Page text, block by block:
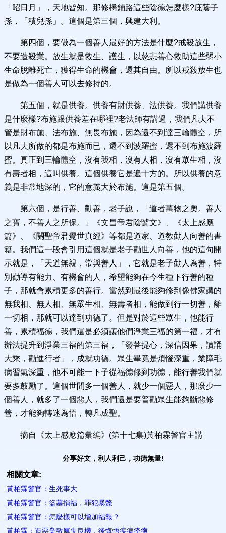
「昭日月」，天地皆知。那修橋鋪路這些陰德怎麼樣?庇蔭子
孫，「積兒孫」。這個是第三個，興建大利。
第四個，要做為一個善人最好的方法是什麼?戒殺放生，
不要造殺業。放生就是救生、護生，以慈悲善心救助這些弱小
生命脫離死亡，獲得生命的機會，還其自由。所以戒殺放生也
是做為一個善人可以去修持的。
第五個，就是供養。供養有財供養、法供養。我們講供養
是什麼樣?布施跟供養差在哪裡?老法師有講過，我們凡夫不
管是財布施、法布施、無畏布施，因為還不到達三輪體空，所
以凡夫所做的都是布施而已，還不到波羅蜜，還不到布施波羅
蜜。真正到三輪體空，沒有我相，沒有人相，沒有眾生相，沒
有壽者相，這叫供養。這個供養它是遍十方的。所以供養的意
義是非常地深的，它的意義大於布施。這是第五個。
第六個，是行善、勸善，老子說，「道者萬物之奧。善人
之寶，不善人之所保。」《文昌帝君陰騭文》、《太上感應
篇》、《關聖帝君覺世真經》等都是道家、道教勸人向善的書
籍。我們這一段會引用這個就是老子勸世人向善，他的這句開
示就是，「天道無親，常與善人」，它就是老子勸人為善，特
別勸導有能力、有機會的人，希望能夠在今生種下行善的種
子，那就會累積更多的善行。當然到最後能夠修到像佛家講的
無我相、無人相、無眾生相、無壽者相，能做到行一切善，離
一切相，那就可以達到功德了。但是對於這些眾生，他能行
善，累積福德，我們還是必須讓他們淨業三福的第一福，才有
辦法提升到淨業三福的第三福，「發菩提心，深信因果，讀誦
大乘，勸進行者」，成就功德。眾生畢竟是煩惱深重，業障毛
病習氣深重，他不可能一下子從福德修到功德，能行善我們就
要多鼓勵了。這個世間多一個善人，就少一個惡人，那麼少一
個善人，就多了一個惡人，我們還是要普勸眾生能夠斷惡修
善，才能夠轉迷為悟，轉凡成聖。
摘自《太上感應篇彙編》(第十七集)黃柏霖警官主講
分享好文，利人利己，功德無量!
相關文章:
黃柏霖警官：生死事大
黃柏霖警官：盜墓損福，罪犯暴斃
黃柏霖警官：怎麼樣可以增加福報？
黃柏霖：造惡業致屢失良機，後悔悟疾病痊癒